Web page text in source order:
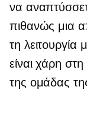
να
πιθανώς μια
τη λειτουργία
είναι χάρη
της ομάδας